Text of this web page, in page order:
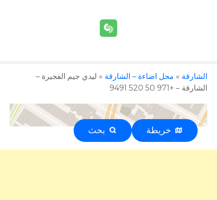
الشارقة » محل اضاءة – الشارقة » ليدي جيم الفجيرة –
الشارقة – +971 50 520 9491
خريطة بحثإعلان